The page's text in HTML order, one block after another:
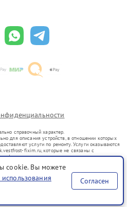
справочный характер.
для описания устройств, в отношении которых
услуги по ремонту. Услуги оказываются
fixim.ru, которые не связаны с
официальными представителями.
в гражданский оборот в соответствии
цели индивидуализации услуг или введения
о предоставляемых услугах по
публичной офертой, определяемой
РФ
cookie. Вы можете
Согласен